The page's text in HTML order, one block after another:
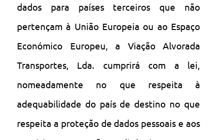
dados para países terceiros que não
pertençam à União Europeia ou ao Espaço
Económico Europeu, a Viação Alvorada
Transportes, Lda. cumprirá com a lei,
nomeadamente no que respeita à
adequabilidade do país de destino no que
respeita a proteção de dados pessoais e aos